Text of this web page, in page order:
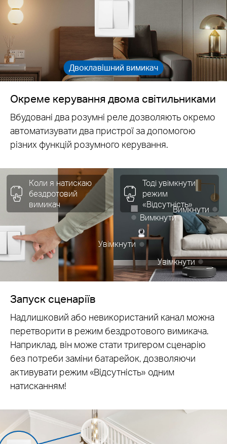
Двоклавішний вимикач
Окреме керування двома світильниками
Вбудовані два розумні реле дозволяють окремо
автоматизувати два пристрої за допомогою
різних функцій розумного керування.
Коли я натискаю
бездротовий
вимикач
Тоді увімкнути
режим
«Відсутність»
Увімкнути
Вимкнути
Вимкнути
Увімкнути
Запуск сценаріїв
Надлишковий або невикористаний канал можна
перетворити в режим бездротового вимикача.
Наприклад, він може стати тригером сценарію
без потреби заміни батарейок, дозволяючи
активувати режим «Відсутність» одним
натисканням!